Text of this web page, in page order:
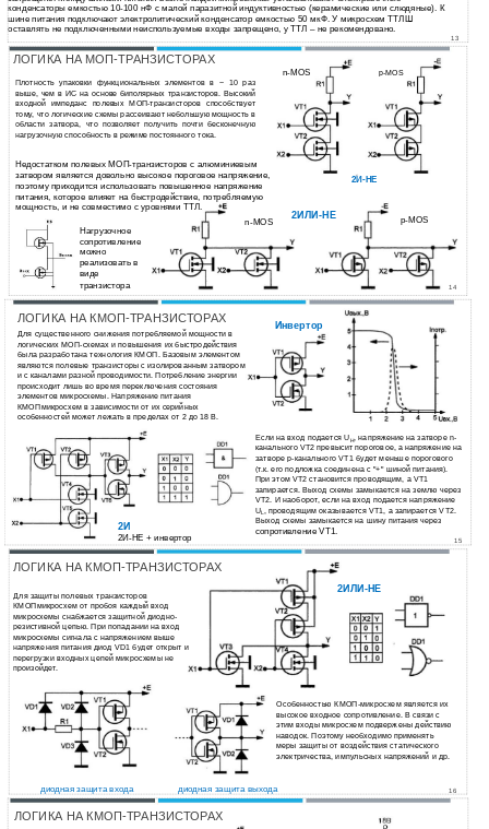
конденсаторы емкостью 10-100 нФ с малой паразитной индуктивностью (керамические или слюдяные). К
шине питания подключают электролитический конденсатор емкостью 50 мкФ. У микросхем ТТЛШ
оставлять не подключенными неиспользуемые входы запрещено, у ТТЛ – не рекомендовано.
13
ЛОГИКА НА МОП-ТРАНЗИСТОРАХ
n-MOS
p-MOS
Плотность упаковки функциональных элементов в ~ 10 раз
выше, чем в ИС на основе биполярных транзисторов. Высокий
входной импеданс полевых МОП-транзисторов способствует
тому, что логические схемы рассеивают небольшую мощность в
области затвора, что позволяет получить почти бесконечную
нагрузочную способность в режиме постоянного тока.
Недостатком полевых МОП-транзисторов с алюминиевым
затвором является довольно высокое пороговое напряжение, 2И-НЕ
поэтому приходится использовать повышенное напряжение
питания, которое влияет на быстродействие, потребляемую
мощность, и не совместимо с уровнями ТТЛ.
2ИЛИ-НЕ
n-MOS
Нагрузочное
сопротивление
можно
реализовать в
виде
транзистора
p-MOS
14
ЛОГИКА НА КМОП-ТРАНЗИСТОРАХ
Для существенного снижения потребляемой мощности в
логических МОП-схемах и повышения их быстродействия
была разработана технология КМОП. Базовым элементом
являются полевые транзисторы с изолированным затвором
и с каналами разной проводимости. Потребление энергии
происходит лишь во время переключения состояния
элементов микросхемы. Напряжение питания
КМОПмикросхем в зависимости от их серийных
особенностей может лежать в пределах от 2 до 18 В.
2И
2И-НЕ + инвертор
Инвертор
Если на вход подается UH, напряжение на затворе n-
канального VT2 превысит пороговое, а напряжение на
затворе p-канального VТ1 будет меньше порогового
(т.к. его подложка соединена с "+" шиной питания).
При этом VT2 становится проводящим, а VT1
запирается. Выход схемы замыкается на землю через
VT2. И наоборот, если на вход подается напряжение
UL
, проводящим оказывается VТ1, а запирается VT2.
Выход схемы замыкается на шину питания через
сопротивление VТ1.
15
ЛОГИКА НА КМОП-ТРАНЗИСТОРАХ
Для защиты полевых транзисторов
КМОПмикросхем от пробоя каждый вход
микросхемы снабжается защитной диодно-
резистивной цепью. При попадании на вход
микросхемы сигнала с напряжением выше
напряжения питания диод VD1 будет открыт и
перегрузки входных цепей микросхемы не
произойдет.
2ИЛИ-НЕ
Особенностью КМОП-микросхем является их
высокое входное сопротивление. В связи с
этим входы микросхем подвержены действию
наводок. Поэтому необходимо применять
меры защиты от воздействия статического
электричества, импульсных напряжений и др.
диодная защита входа диодная защита выхода 16
ЛОГИКА НА КМОП-ТРАНЗИСТОРАХ